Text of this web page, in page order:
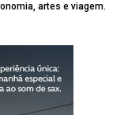
artes e viagem.